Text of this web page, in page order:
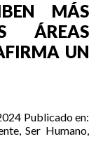
MÁS
ÁREAS
UN
Publicado en:
,Ser Humano,